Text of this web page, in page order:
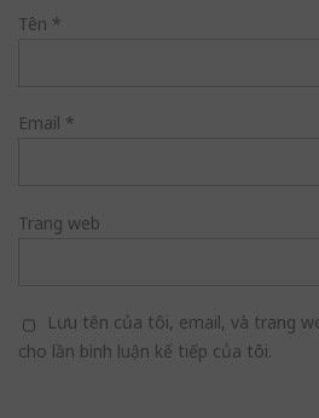
Tên *
Email *
Trang web
Lưu tên của tôi, email, và trang
cho lần bình luận kế tiếp của tôi.